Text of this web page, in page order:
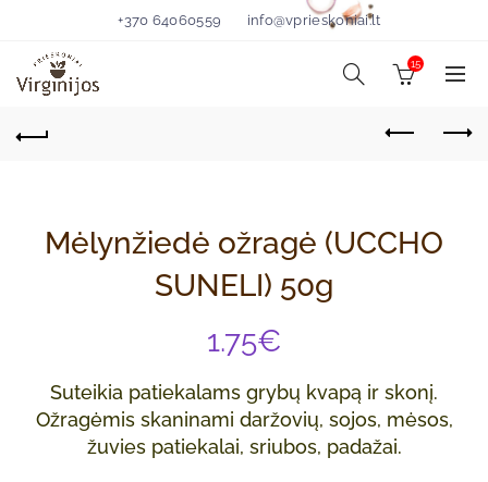
+370 64060559 info@vprieskoniai.lt
15
Mėlynžiedė ožragė (UCCHO
SUNELI) 50g
1.75€
Suteikia patiekalams grybų kvapą ir skonį.
Ožragėmis skaninami daržovių, sojos, mėsos,
žuvies patiekalai, sriubos, padažai.